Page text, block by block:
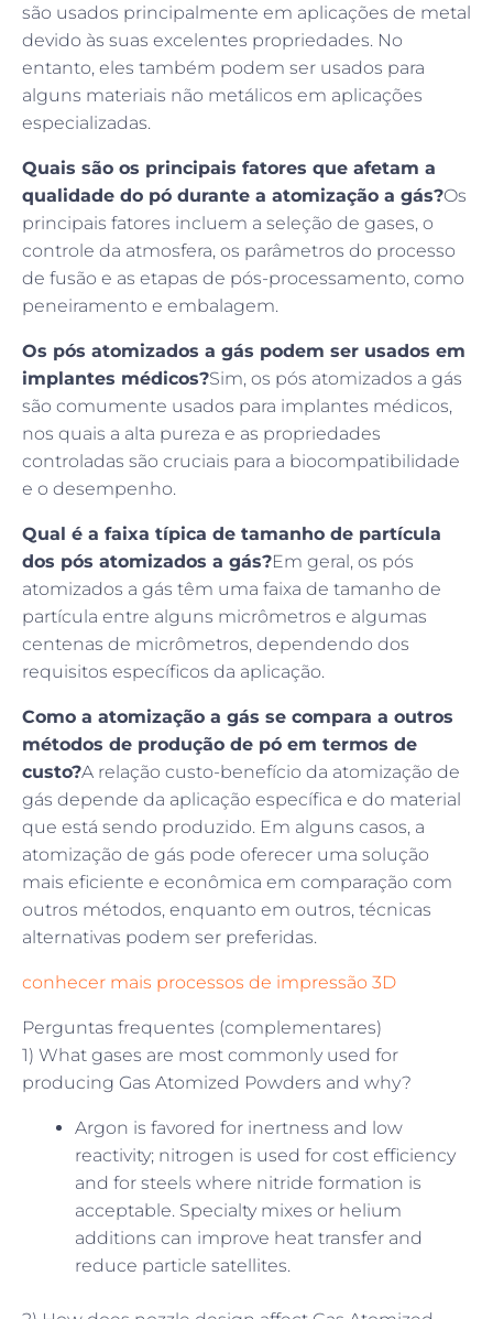
são usados principalmente em aplicações de metal
devido às suas excelentes propriedades. No
entanto, eles também podem ser usados para
alguns materiais não metálicos em aplicações
especializadas.
Quais são os principais fatores que afetam a
qualidade do pó durante a atomização a gás?Os
principais fatores incluem a seleção de gases, o
controle da atmosfera, os parâmetros do processo
de fusão e as etapas de pós-processamento, como
peneiramento e embalagem.
Os pós atomizados a gás podem ser usados em
implantes médicos?Sim, os pós atomizados a gás
são comumente usados para implantes médicos,
nos quais a alta pureza e as propriedades
controladas são cruciais para a biocompatibilidade
e o desempenho.
Qual é a faixa típica de tamanho de partícula
dos pós atomizados a gás?Em geral, os pós
atomizados a gás têm uma faixa de tamanho de
partícula entre alguns micrômetros e algumas
centenas de micrômetros, dependendo dos
requisitos específicos da aplicação.
Como a atomização a gás se compara a outros
métodos de produção de pó em termos de
custo?A relação custo-benefício da atomização de
gás depende da aplicação específica e do material
que está sendo produzido. Em alguns casos, a
atomização de gás pode oferecer uma solução
mais eficiente e econômica em comparação com
outros métodos, enquanto em outros, técnicas
alternativas podem ser preferidas.
conhecer mais processos de impressão 3D
Perguntas frequentes (complementares)
1) What gases are most commonly used for
producing Gas Atomized Powders and why?
Argon is favored for inertness and low
reactivity; nitrogen is used for cost efficiency
and for steels where nitride formation is
acceptable. Specialty mixes or helium
additions can improve heat transfer and
reduce particle satellites.